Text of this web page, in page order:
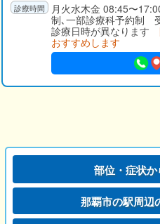
月火水木金 08:45〜
制､一部診療科予約制
診療日時が異なります
おすすめします
部位・症状
那覇市の駅周辺